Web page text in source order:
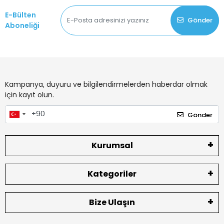
E-Bülten
Aboneliği
Gönder
Kampanya, duyuru ve bilgilendirmelerden haberdar olmak
için kayıt olun.
Gönder
Kurumsal
Kategoriler
Bize Ulaşın